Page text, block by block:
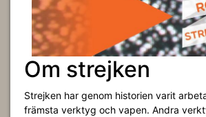
Om strejken
Strejken har genom historien varit
främsta verktyg och vapen. Andra